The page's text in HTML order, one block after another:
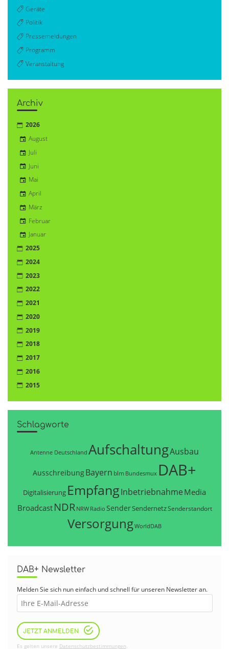
Geräte
Politik
Pressemeldungen
Programm
Veranstaltung
Archiv
2026
August
Juli
Juni
Mai
April
März
Februar
Januar
2025
2024
2023
2022
2021
2020
2019
2018
2017
2016
2015
Schlagworte
Antenne Deutschland AufschaltungAusbau
AusschreibungBayern blm Bundesmux DAB+
Digitalisierung EmpfangInbetriebnahme Media
Broadcast NDR NRW Radio SenderSendernetzSenderstandort
VersorgungWorldDAB
DAB+ Newsletter
Melden Sie sich nun einfach und schnell für unseren Newsletter an.
JETZT ANMELDEN
Es gelten unsere Datenschutzbestimmungen.